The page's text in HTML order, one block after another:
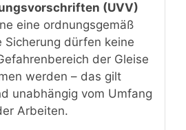
(UVV)
eine ordnungsgemäß
Sicherung dürfen keine
der Gleise
werden – das gilt
unabhängig vom Umfang
Arbeiten.